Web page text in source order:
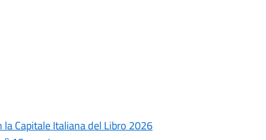
Capitale Italiana del Libro 2026